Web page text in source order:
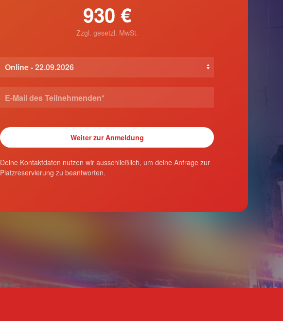
930 €
Zzgl. gesetzl. MwSt.
Deine Kontaktdaten nutzen wir ausschließlich, um deine Anfrage zur
Platzreservierung zu beantworten.